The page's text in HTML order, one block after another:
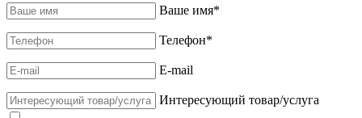
Ваше имя*
Телефон*
E-mail
Интересующий товар/услуга